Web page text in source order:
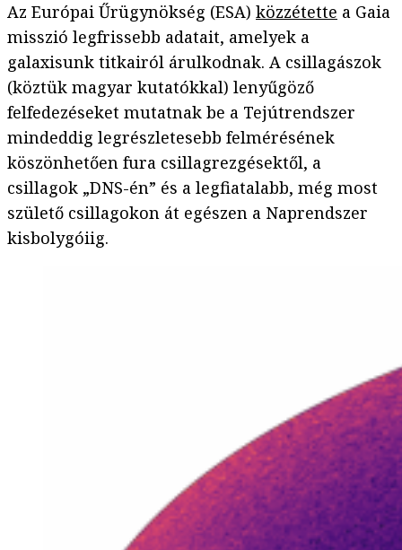
Az Európai Űrügynökség (ESA) közzétette a Gaia
misszió legfrissebb adatait, amelyek a
galaxisunk titkairól árulkodnak. A csillagászok
(köztük magyar kutatókkal) lenyűgöző
felfedezéseket mutatnak be a Tejútrendszer
mindeddig legrészletesebb felmérésének
köszönhetően fura csillagrezgésektől, a
csillagok „DNS-én” és a legfiatalabb, még most
születő csillagokon át egészen a Naprendszer
kisbolygóiig.